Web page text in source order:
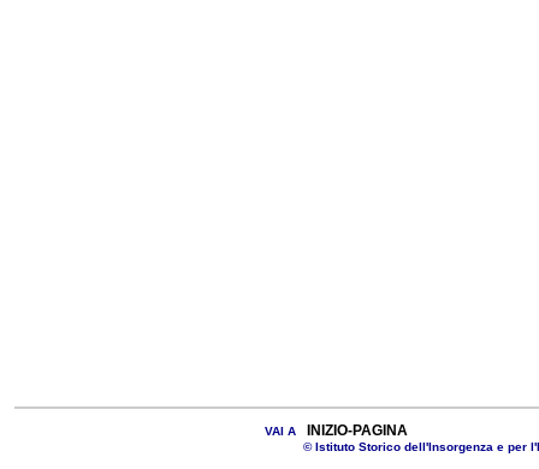
VAI A INIZIO-PAGINA
© Istituto Storico dell'Insorgenza e per